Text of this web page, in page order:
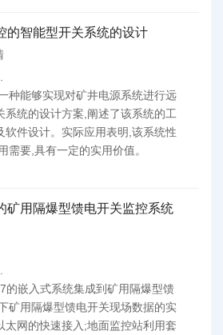
的智能型开关系统的设计
种能够实现对矿井电源系统进行远
系统的设计方案,阐述了该系统的工
软件设计。实际应用表明,该系统性
需要,具有一定的实用价值。
矿用隔爆型馈电开关监控系统
的嵌入式系统集成到矿用隔爆型馈
矿用隔爆型馈电开关现场数据的实
太网的快速接入;地面监控站利用套